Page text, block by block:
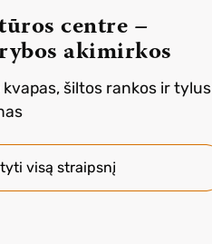
centre –
akimirkos
šiltos rankos ir tylus
visą straipsnį